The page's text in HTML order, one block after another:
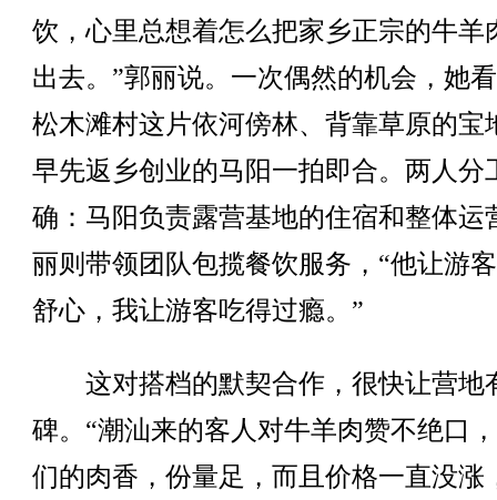
饮，心里总想着怎么把家乡正宗的牛羊
出去。”郭丽说。一次偶然的机会，她
松木滩村这片依河傍林、背靠草原的宝
早先返乡创业的马阳一拍即合。两人分
确：马阳负责露营基地的住宿和整体运
丽则带领团队包揽餐饮服务，“他让游
舒心，我让游客吃得过瘾。”
这对搭档的默契合作，很快让营地
碑。“潮汕来的客人对牛羊肉赞不绝口
们的肉香，份量足，而且价格一直没涨